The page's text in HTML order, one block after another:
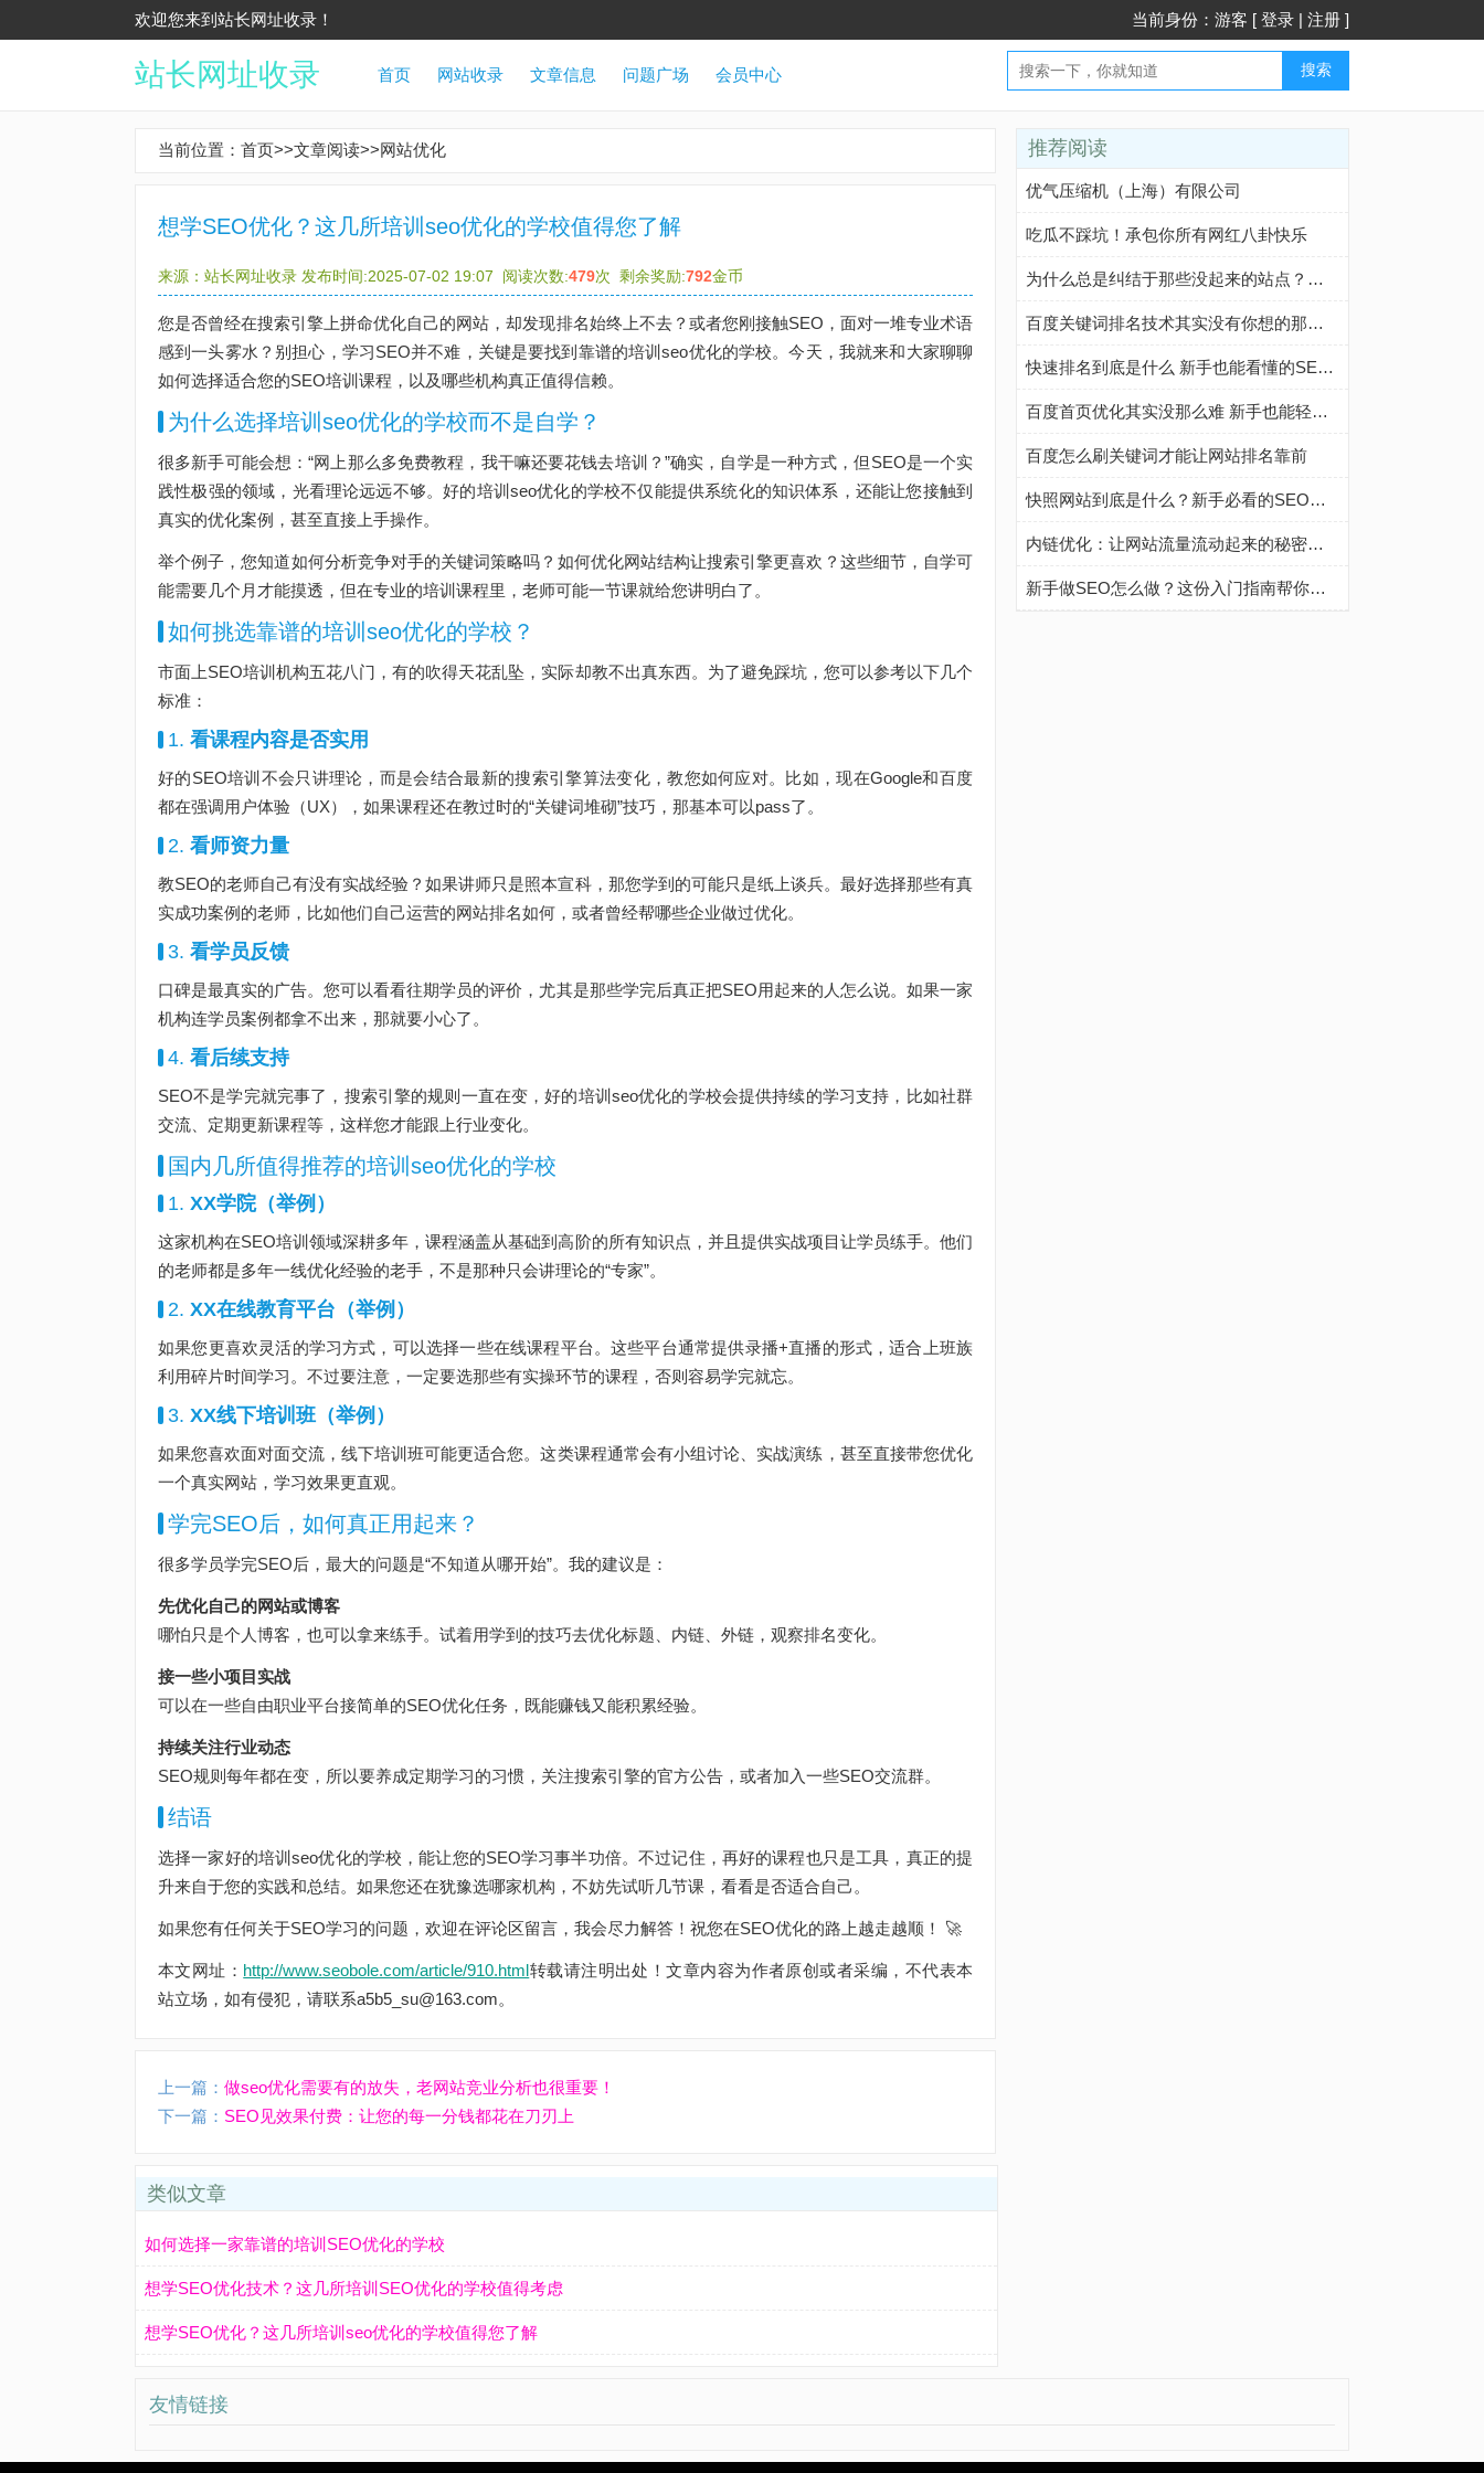
欢迎您来到站长网址收录！ 当前身份：游客 [ 登录 | 注册 ]
站长网址收录 首页 网站收录 文章信息 问题广场 会员中心 搜索
当前位置： 首页>>文章阅读>>网站优化
想学SEO优化？这几所培训seo优化的学校值得您了解
来源： 站长网址收录 发布时间:2025-07-02 19:07 阅读次数:479次 剩余奖励:792金币
您是否曾经在搜索引擎上拼命优化自己的网站，却发现排名始终上不去？或者您刚接触SEO，面对一堆专业术语
感到一头雾水？别担心，学习SEO并不难，关键是要找到靠谱的培训seo优化的学校。今天，我就来和大家聊聊
如何选择适合您的SEO培训课程，以及哪些机构真正值得信赖。
为什么选择培训seo优化的学校而不是自学？
很多新手可能会想：“网上那么多免费教程，我干嘛还要花钱去培训？”确实，自学是一种方式，但SEO是一个实
践性极强的领域，光看理论远远不够。好的培训seo优化的学校不仅能提供系统化的知识体系，还能让您接触到
真实的优化案例，甚至直接上手操作。
举个例子，您知道如何分析竞争对手的关键词策略吗？如何优化网站结构让搜索引擎更喜欢？这些细节，自学可
能需要几个月才能摸透，但在专业的培训课程里，老师可能一节课就给您讲明白了。
如何挑选靠谱的培训seo优化的学校？
市面上SEO培训机构五花八门，有的吹得天花乱坠，实际却教不出真东西。为了避免踩坑，您可以参考以下几个
标准：
1. 看课程内容是否实用
好的SEO培训不会只讲理论，而是会结合最新的搜索引擎算法变化，教您如何应对。比如，现在Google和百度
都在强调用户体验（UX），如果课程还在教过时的“关键词堆砌”技巧，那基本可以pass了。
2. 看师资力量
教SEO的老师自己有没有实战经验？如果讲师只是照本宣科，那您学到的可能只是纸上谈兵。最好选择那些有真
实成功案例的老师，比如他们自己运营的网站排名如何，或者曾经帮哪些企业做过优化。
3. 看学员反馈
口碑是最真实的广告。您可以看看往期学员的评价，尤其是那些学完后真正把SEO用起来的人怎么说。如果一家
机构连学员案例都拿不出来，那就要小心了。
4. 看后续支持
SEO不是学完就完事了，搜索引擎的规则一直在变，好的培训seo优化的学校会提供持续的学习支持，比如社群
交流、定期更新课程等，这样您才能跟上行业变化。
国内几所值得推荐的培训seo优化的学校
1. XX学院（举例）
这家机构在SEO培训领域深耕多年，课程涵盖从基础到高阶的所有知识点，并且提供实战项目让学员练手。他们
的老师都是多年一线优化经验的老手，不是那种只会讲理论的“专家”。
2. XX在线教育平台（举例）
如果您更喜欢灵活的学习方式，可以选择一些在线课程平台。这些平台通常提供录播+直播的形式，适合上班族
利用碎片时间学习。不过要注意，一定要选那些有实操环节的课程，否则容易学完就忘。
3. XX线下培训班（举例）
如果您喜欢面对面交流，线下培训班可能更适合您。这类课程通常会有小组讨论、实战演练，甚至直接带您优化
一个真实网站，学习效果更直观。
学完SEO后，如何真正用起来？
很多学员学完SEO后，最大的问题是“不知道从哪开始”。我的建议是：
先优化自己的网站或博客
哪怕只是个人博客，也可以拿来练手。试着用学到的技巧去优化标题、内链、外链，观察排名变化。
接一些小项目实战
可以在一些自由职业平台接简单的SEO优化任务，既能赚钱又能积累经验。
持续关注行业动态
SEO规则每年都在变，所以要养成定期学习的习惯，关注搜索引擎的官方公告，或者加入一些SEO交流群。
结语
选择一家好的培训seo优化的学校，能让您的SEO学习事半功倍。不过记住，再好的课程也只是工具，真正的提
升来自于您的实践和总结。如果您还在犹豫选哪家机构，不妨先试听几节课，看看是否适合自己。
如果您有任何关于SEO学习的问题，欢迎在评论区留言，我会尽力解答！祝您在SEO优化的路上越走越顺！ 🚀
本文网址： http://www.seobole.com/article/910.html转载请注明出处！文章内容为作者原创或者采编，不代表本
站立场，如有侵犯，请联系a5b5_su@163.com。
上一篇： 做seo优化需要有的放失，老网站竞业分析也很重要！
下一篇： SEO见效果付费：让您的每一分钱都花在刀刃上
类似文章
如何选择一家靠谱的培训SEO优化的学校
想学SEO优化技术？这几所培训SEO优化的学校值得考虑
想学SEO优化？这几所培训seo优化的学校值得您了解
推荐阅读
优气压缩机（上海）有限公司
吃瓜不踩坑！承包你所有网红八卦快乐
为什么总是纠结于那些没起来的站点？要在优质的站点上投入更多精力！
百度关键词排名技术其实没有你想的那么难
快速排名到底是什么 新手也能看懂的SEO秘籍
百度首页优化其实没那么难 新手也能轻松上手
百度怎么刷关键词才能让网站排名靠前
快照网站到底是什么？新手必看的SEO优化指南
内链优化：让网站流量流动起来的秘密武器
新手做SEO怎么做？这份入门指南帮你少走弯路
友情链接